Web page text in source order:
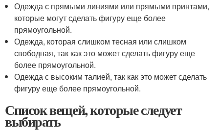
Одежда с прямыми линиями или прямыми принтами,
которые могут сделать фигуру еще более
прямоугольной.
Одежда, которая слишком тесная или слишком
свободная, так как это может сделать фигуру еще
более прямоугольной.
Одежда с высоким талией, так как это может сделать
фигуру еще более прямоугольной.
Список вещей, которые следует
выбирать